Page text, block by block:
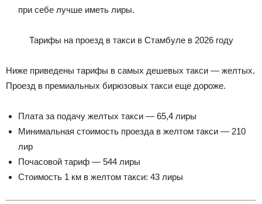
при себе лучше иметь лиры.
Тарифы на проезд в такси в Стамбуле в 2026 году
Ниже приведены тарифы в самых дешевых такси — желтых.
Проезд в премиальных бирюзовых такси еще дороже.
Плата за подачу желтых такси — 65,4 лиры
Минимальная стоимость проезда в желтом такси — 210
лир
Почасовой тариф — 544 лиры
Стоимость 1 км в желтом такси: 43 лиры